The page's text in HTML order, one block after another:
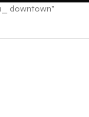
downtown”